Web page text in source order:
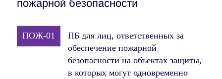
пожарной безопасности
ПОЖ-01
ПБ для лиц, ответственных за
обеспечение пожарной
безопасности на объектах защиты,
в которых могут одновременно